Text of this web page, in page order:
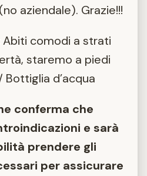
aziendale). Grazie!!!
Abiti comodi a strati
staremo a piedi
d’acqua
conferma che
e sarà
prendere gli
per assicurare